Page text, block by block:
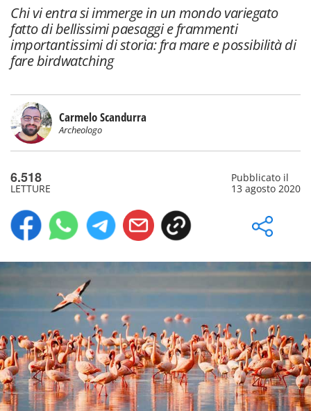
Chi vi entra si immerge in un mondo variegato
fatto di bellissimi paesaggi e frammenti
importantissimi di storia: fra mare e possibilità di
fare birdwatching
Carmelo Scandurra
Archeologo
6.518
LETTURE
Pubblicato il
13 agosto 2020